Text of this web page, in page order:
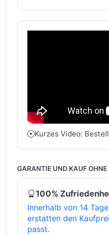
Kurzes Video:
GARANTIE UND KAUF OHNE
100%
Innerhalb von 14
erstatten den
passt.